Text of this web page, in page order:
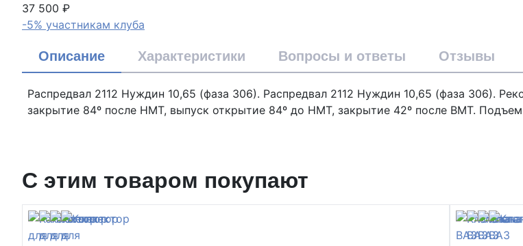
37 500 ₽
-5% участникам клуба
Описание Характеристики Вопросы и ответы Отзывы
Распредвал 2112 Нуждин 10,65 (фаза 306). Распредвал 2112 Нуждин 10,65 (фаза 306).
закрытие 84º после НМТ, выпуск открытие 84º до НМТ, закрытие 42º после ВМТ.
С этим товаром покупают